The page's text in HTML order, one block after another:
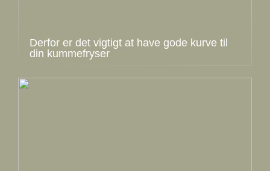
Derfor er det vigtigt at have gode kurve til
din kummefryser